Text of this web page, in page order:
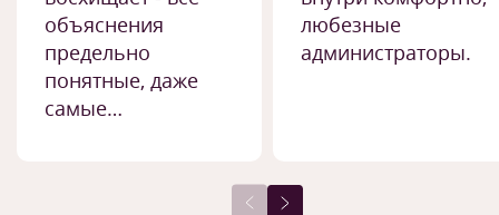
объяснения
предельно
понятные, даже
самые…
любезные
администраторы.